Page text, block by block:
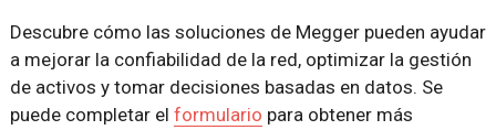
Descubre cómo las soluciones de Megger pueden ayudar
a mejorar la confiabilidad de la red, optimizar la gestión
de activos y tomar decisiones basadas en datos. Se
puede completar el formulario para obtener más